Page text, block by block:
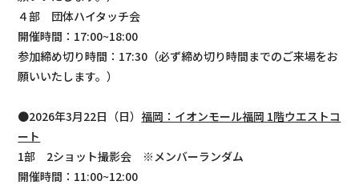
４部 団体ハイタッチ会
開催時間：17:00~18:00
参加締め切り時間：17:30（必ず締め切り時間までのご来場をお
願いいたします。）
●2026年3月22日（日）福岡：イオンモール福岡 1階ウエストコ
ート
1部 2ショット撮影会 ※メンバーランダム
開催時間：11:00~12:00